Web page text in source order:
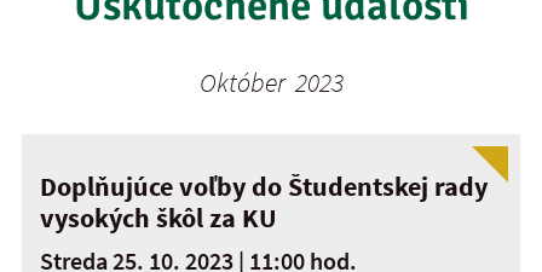
Október 2023
Doplňujúce voľby do Študentskej rady
vysokých škôl za KU
Streda 25. 10. 2023 | 11:00 hod.